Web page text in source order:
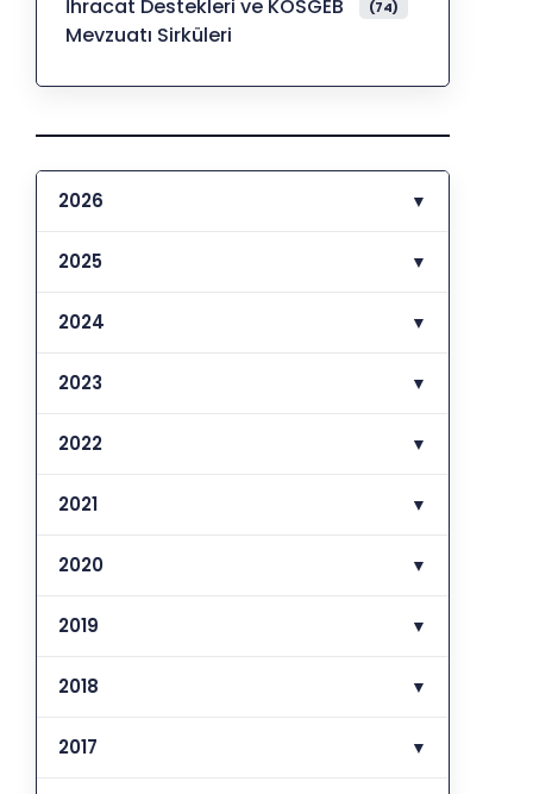
İhracat Destekleri ve KOSGEB
Mevzuatı Sirküleri
(74)
2026 ▼
2025 ▼
2024 ▼
2023 ▼
2022 ▼
2021 ▼
2020 ▼
2019 ▼
2018 ▼
2017 ▼